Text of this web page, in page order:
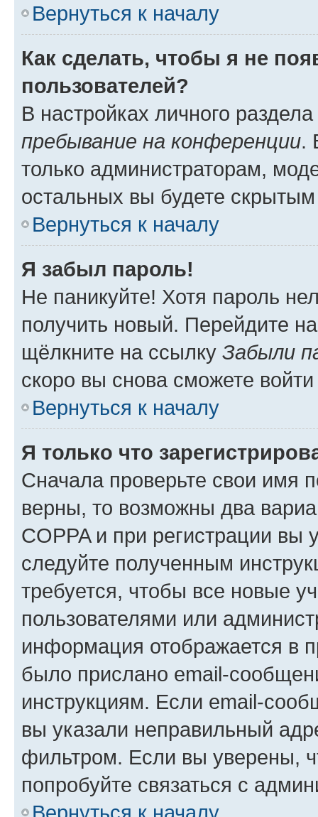
Вернуться к началу
Как сделать, чтобы я не
пользователей?
В настройках личного
пребывание на конференции.
только администраторам,
остальных вы будете
Вернуться к началу
Я забыл пароль!
Не паникуйте! Хотя пароль
получить новый. Перейдите
щёлкните на ссылку Забыли
скоро вы снова сможете
Вернуться к началу
Я только что
Сначала проверьте свои имя
верны, то возможны два
COPPA и при регистрации вы
следуйте полученным
требуется, чтобы все новые
пользователями или
информация отображается в
было прислано email-
инструкциям. Если email-
вы указали неправильный
фильтром. Если вы уверены,
попробуйте связаться с
Вернуться к началу